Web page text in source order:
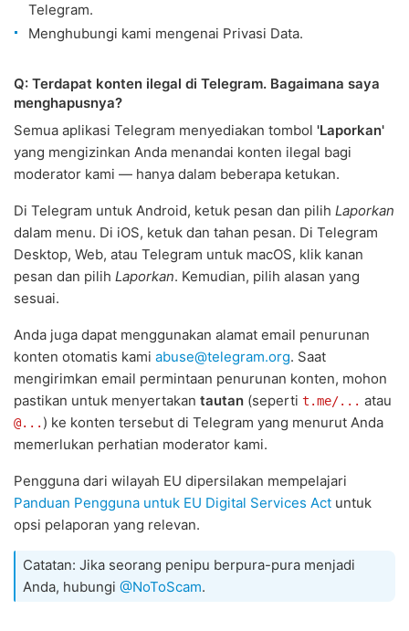
Telegram.
Menghubungi kami mengenai Privasi Data.
Q: Terdapat konten ilegal di Telegram. Bagaimana saya
menghapusnya?
Semua aplikasi Telegram menyediakan tombol 'Laporkan'
yang mengizinkan Anda menandai konten ilegal bagi
moderator kami — hanya dalam beberapa ketukan.
Di Telegram untuk Android, ketuk pesan dan pilih Laporkan
dalam menu. Di iOS, ketuk dan tahan pesan. Di Telegram
Desktop, Web, atau Telegram untuk macOS, klik kanan
pesan dan pilih Laporkan. Kemudian, pilih alasan yang
sesuai.
Anda juga dapat menggunakan alamat email penurunan
konten otomatis kami abuse@telegram.org. Saat
mengirimkan email permintaan penurunan konten, mohon
pastikan untuk menyertakan tautan (seperti t.me/... atau
@... ) ke konten tersebut di Telegram yang menurut Anda
memerlukan perhatian moderator kami.
Pengguna dari wilayah EU dipersilakan mempelajari
Panduan Pengguna untuk EU Digital Services Act untuk
opsi pelaporan yang relevan.
Catatan: Jika seorang penipu berpura-pura menjadi
Anda, hubungi @NoToScam.